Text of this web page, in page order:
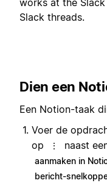
works at the
Slack threads.
Dien een
Een Notion-taak
Voer de
op
⋮ naast
aanmaken in
bericht-